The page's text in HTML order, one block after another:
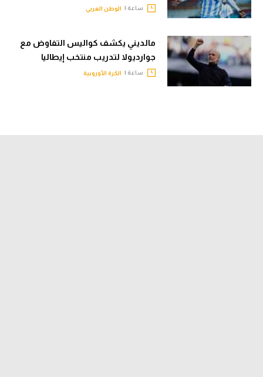
ساعة | الوطن العربي
مالديني يكشف كواليس التفاوض مع
جوارديولا لتدريب منتخب إيطاليا
ساعة | الكرة الأوروبية